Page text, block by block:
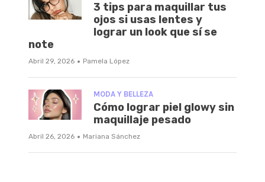
3 tips para maquillar tus
ojos si usas lentes y
lograr un look que sí se
note
Abril 29, 2026 · Pamela López
MODA Y BELLEZA
Cómo lograr piel glowy sin
maquillaje pesado
Abril 26, 2026 · Mariana Sánchez